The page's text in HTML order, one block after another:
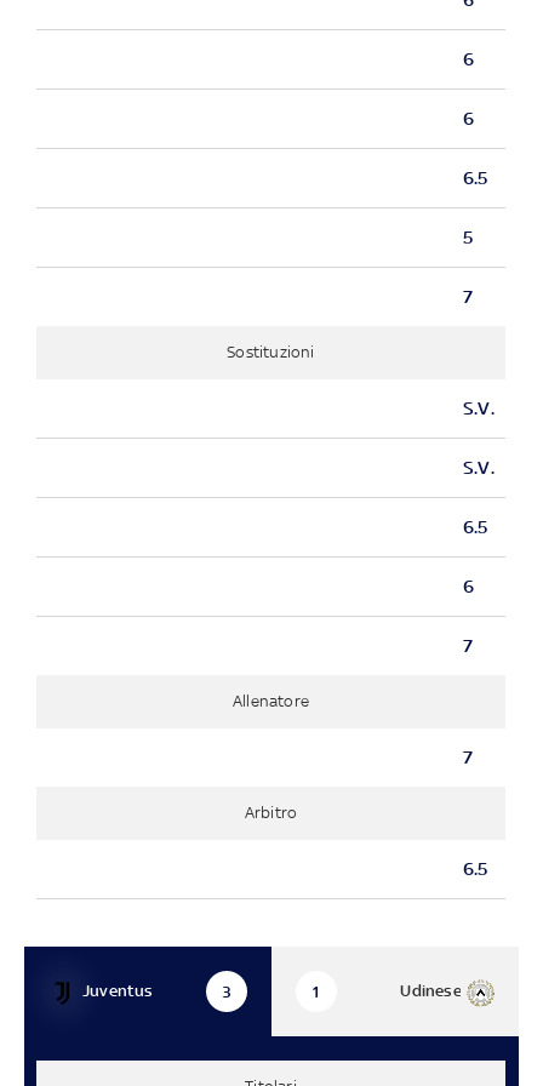
6
6
6.5
5
7
Sostituzioni
S.V.
S.V.
6.5
6
7
Allenatore
7
Arbitro
6.5
Juventus 3 Udinese
1